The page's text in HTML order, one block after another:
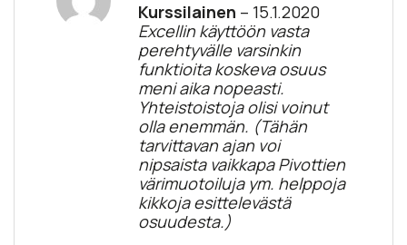
Arvostelu
tuotteesta:5
/ 5
Kurssilainen – 15.1.2020
Excellin käyttöön vasta
perehtyvälle varsinkin
funktioita koskeva osuus
meni aika nopeasti.
Yhteistoistoja olisi voinut
olla enemmän. (Tähän
tarvittavan ajan voi
nipsaista vaikkapa Pivottien
värimuotoiluja ym. helppoja
kikkoja esittelevästä
osuudesta.)